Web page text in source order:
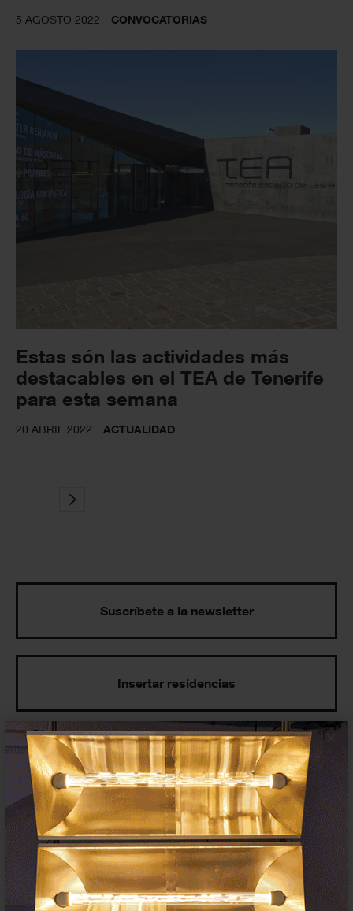
×
5 AGOSTO 2022 CONVOCATORIAS
Estas són las actividades más
destacables en el TEA de Tenerife
para esta semana
20 ABRIL 2022 ACTUALIDAD
Suscríbete a la newsletter
Insertar residencias
Insertar exposición o evento
Agenda